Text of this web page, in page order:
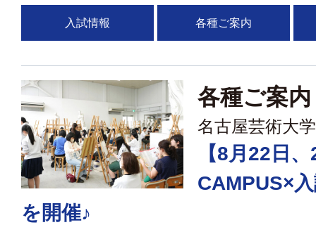
入試情報 各種ご案内
各種ご案内
名古屋芸術大学
【8月22日
CAMPUS×
を開催♪